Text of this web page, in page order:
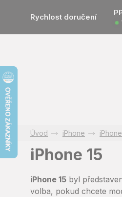
Rychlost doručení
iPhone
iPhone 15
iPhone 15 byl
volba, pokud chcete